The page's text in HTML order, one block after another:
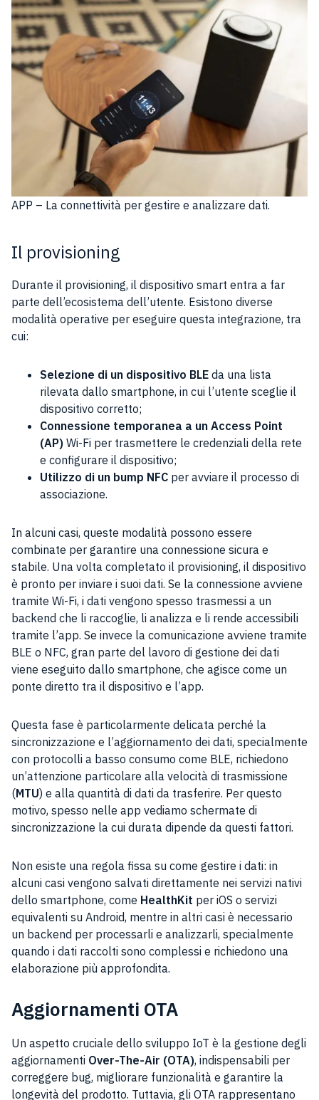
APP – La connettività per gestire e analizzare dati.
Il provisioning
Durante il provisioning, il dispositivo smart entra a far
parte dell’ecosistema dell’utente. Esistono diverse
modalità operative per eseguire questa integrazione, tra
cui:
Selezione di un dispositivo BLE da una lista
rilevata dallo smartphone, in cui l’utente sceglie il
dispositivo corretto;
Connessione temporanea a un Access Point
(AP) Wi-Fi per trasmettere le credenziali della rete
e configurare il dispositivo;
Utilizzo di un bump NFC per avviare il processo di
associazione.
In alcuni casi, queste modalità possono essere
combinate per garantire una connessione sicura e
stabile. Una volta completato il provisioning, il dispositivo
è pronto per inviare i suoi dati. Se la connessione avviene
tramite Wi-Fi, i dati vengono spesso trasmessi a un
backend che li raccoglie, li analizza e li rende accessibili
tramite l’app. Se invece la comunicazione avviene tramite
BLE o NFC, gran parte del lavoro di gestione dei dati
viene eseguito dallo smartphone, che agisce come un
ponte diretto tra il dispositivo e l’app.
Questa fase è particolarmente delicata perché la
sincronizzazione e l’aggiornamento dei dati, specialmente
con protocolli a basso consumo come BLE, richiedono
un’attenzione particolare alla velocità di trasmissione
(MTU) e alla quantità di dati da trasferire. Per questo
motivo, spesso nelle app vediamo schermate di
sincronizzazione la cui durata dipende da questi fattori.
Non esiste una regola fissa su come gestire i dati: in
alcuni casi vengono salvati direttamente nei servizi nativi
dello smartphone, come HealthKit per iOS o servizi
equivalenti su Android, mentre in altri casi è necessario
un backend per processarli e analizzarli, specialmente
quando i dati raccolti sono complessi e richiedono una
elaborazione più approfondita.
Aggiornamenti OTA
Un aspetto cruciale dello sviluppo IoT è la gestione degli
aggiornamenti Over-The-Air (OTA), indispensabili per
correggere bug, migliorare funzionalità e garantire la
longevità del prodotto. Tuttavia, gli OTA rappresentano